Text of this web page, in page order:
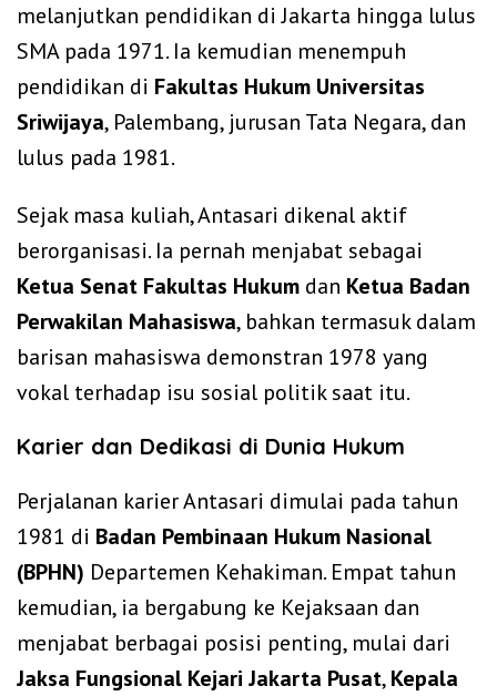
melanjutkan pendidikan di Jakarta hingga lulus
SMA pada 1971. Ia kemudian menempuh
pendidikan di Fakultas Hukum Universitas
Sriwijaya, Palembang, jurusan Tata Negara, dan
lulus pada 1981.
Sejak masa kuliah, Antasari dikenal aktif
berorganisasi. Ia pernah menjabat sebagai
Ketua Senat Fakultas Hukum dan Ketua Badan
Perwakilan Mahasiswa, bahkan termasuk dalam
barisan mahasiswa demonstran 1978 yang
vokal terhadap isu sosial politik saat itu.
Karier dan Dedikasi di Dunia Hukum
Perjalanan karier Antasari dimulai pada tahun
1981 di Badan Pembinaan Hukum Nasional
(BPHN) Departemen Kehakiman. Empat tahun
kemudian, ia bergabung ke Kejaksaan dan
menjabat berbagai posisi penting, mulai dari
Jaksa Fungsional Kejari Jakarta Pusat,Kepala